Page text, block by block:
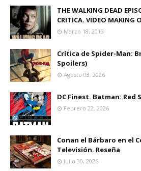
THE WALKING DEAD
CRITICA. VIDEO MAKING
Marzo 18, 2013
Crítica de Spider-Man:
Spoilers)
Agosto 03, 2026
DC Finest. Batman: Red
Febrero 22, 2026
Conan el Bárbaro en el
Televisión. Reseña
Julio 30, 2026